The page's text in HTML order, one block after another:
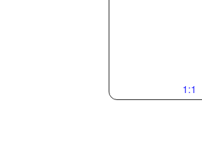
1:1